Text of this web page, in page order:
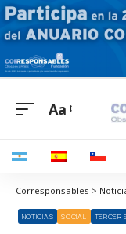
Aa
NOTICIAS SOCIAL TERCER